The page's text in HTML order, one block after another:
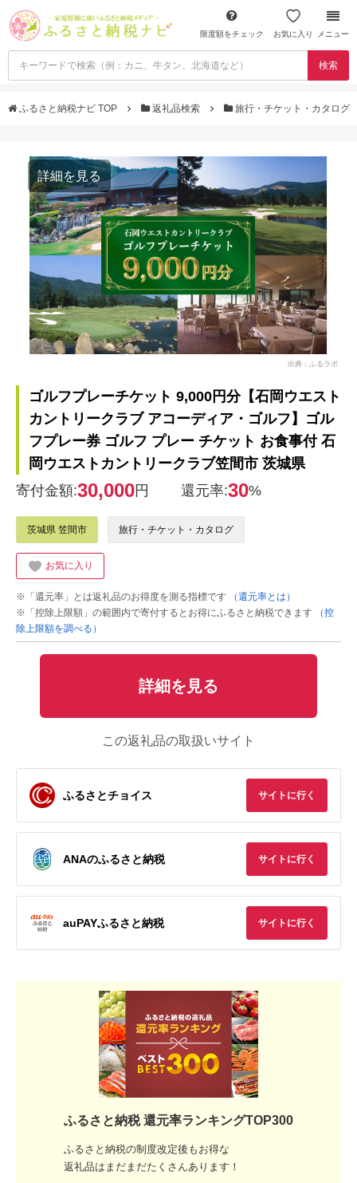
限度額をチェック お気に入り メニュー
検索
ふるさと納税ナビ TOP 返礼品検索 旅行・チケット・カタログ
詳細を見る
出典：ふるラボ
ゴルフプレーチケット 9,000円分【石岡ウエスト
カントリークラブ アコーディア・ゴルフ】ゴル
フプレー券 ゴルフ プレー チケット お食事付 石
岡ウエストカントリークラブ笠間市 茨城県
寄付金額:30,000円 還元率:30%
茨城県 笠間市 旅行・チケット・カタログ
お気に入り
※「還元率」とは返礼品のお得度を測る指標です
（還元率とは）
※「控除上限額」の範囲内で寄付するとお得にふるさと納税できます
（控
除上限額を調べる）
詳細を見る
この返礼品の取扱いサイト
ふるさとチョイス サイトに行く
ANAのふるさと納税 サイトに行く
auPAYふるさと納税 サイトに行く
ふるさと納税 還元率ランキングTOP300
ふるさと納税の制度改定後もお得な
返礼品はまだまだたくさんあります！